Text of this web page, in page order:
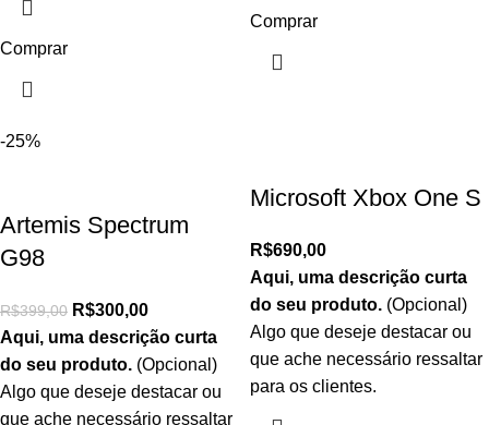
Comprar
Comprar
-25%
Artemis Spectrum
G98
R$399,00 R$300,00
Aqui, uma descrição curta
do seu produto. (Opcional)
Algo que deseje destacar ou
que ache necessário ressaltar
Microsoft Xbox One S
R$690,00
Aqui, uma descrição curta
do seu produto. (Opcional)
Algo que deseje destacar ou
que ache necessário ressaltar
para os clientes.